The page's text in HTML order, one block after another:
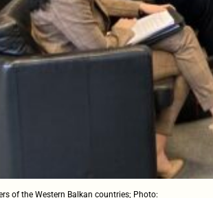
of the Western Balkan countries; Photo: